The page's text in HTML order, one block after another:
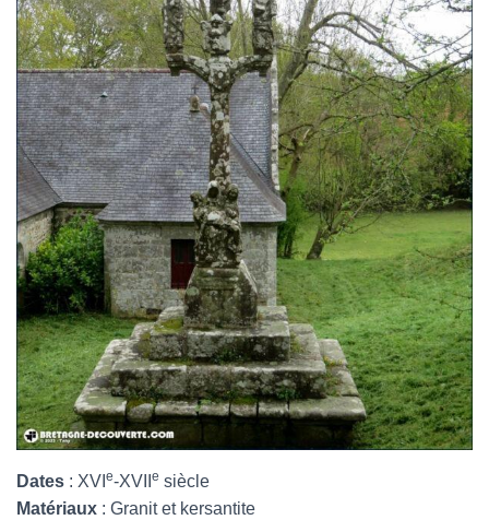
Dates : XVI e-XVII e siècle
Matériaux : Granit et kersantite